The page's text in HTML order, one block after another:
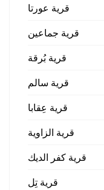
قرية عورتا
قرية جماعين
قرية بُرقة
قرية سالم
قرية عِقابا
قرية الزاوية
قرية كفر الديك
قرية تِل